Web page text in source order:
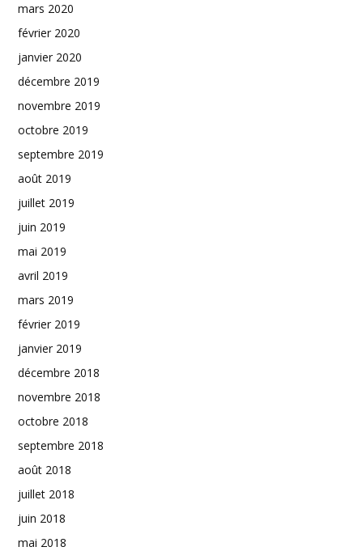
mars 2020
février 2020
janvier 2020
décembre 2019
novembre 2019
octobre 2019
septembre 2019
août 2019
juillet 2019
juin 2019
mai 2019
avril 2019
mars 2019
février 2019
janvier 2019
décembre 2018
novembre 2018
octobre 2018
septembre 2018
août 2018
juillet 2018
juin 2018
mai 2018